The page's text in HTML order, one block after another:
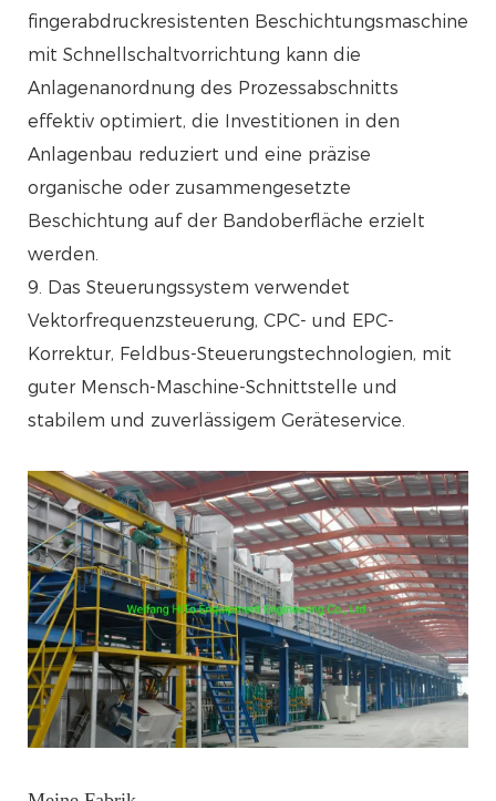
fingerabdruckresistenten Beschichtungsmaschine
mit Schnellschaltvorrichtung kann die
Anlagenanordnung des Prozessabschnitts
effektiv optimiert, die Investitionen in den
Anlagenbau reduziert und eine präzise
organische oder zusammengesetzte
Beschichtung auf der Bandoberfläche erzielt
werden.
9. Das Steuerungssystem verwendet
Vektorfrequenzsteuerung, CPC- und EPC-
Korrektur, Feldbus-Steuerungstechnologien, mit
guter Mensch-Maschine-Schnittstelle und
stabilem und zuverlässigem Geräteservice.